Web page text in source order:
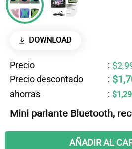
DOWNLOAD
Precio :
Precio descontado
:
ahorras :
Mini parlante Bluetooth,
AÑADIR AL